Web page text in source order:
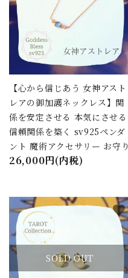
【心から信じあう 女神アスト
レアの御加護ネックレス】関
係を安定させる 本気にさせる
信頼関係を築く sv925ペンダ
ント 魔術アクセサリー お守り
26,000円(内税)
SOLD OUT
favorite